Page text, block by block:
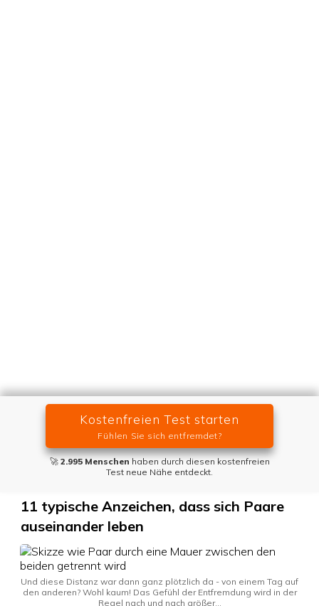
Kostenfreien Test starten
Fühlen Sie sich entfremdet?
🚀 2.995 Menschen haben durch diesen kostenfreien
Test neue Nähe entdeckt.
11 typische Anzeichen, dass sich Paare
auseinander leben
Und diese Distanz war dann ganz plötzlich da - von einem Tag auf
den anderen? Wohl kaum! Das Gefühl der Entfremdung wird in der
Regel nach und nach größer...